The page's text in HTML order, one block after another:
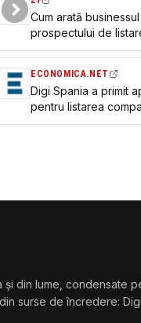
Cum arată
prospectului de
Spania, salarii medii
call-center
ECONOMICA.NET
Digi Spania a primit
pentru listarea
și din lume, condensate
surse de încredere: